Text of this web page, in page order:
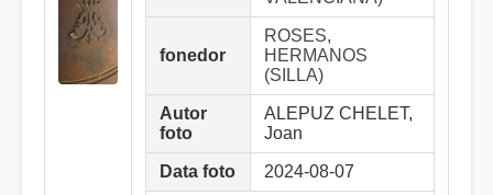
fonedor
ROSES,
HERMANOS
(SILLA)
Autor
foto
ALEPUZ CHELET,
Joan
Data foto 2024-08-07